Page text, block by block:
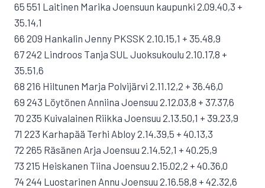
65 551 Laitinen Marika Joensuun kaupunki 2.09.40,3 +
35.14,1
66 209 Hankalin Jenny PKSSK 2.10.15,1 + 35.48,9
67 242 Lindroos Tanja SUL Juoksukoulu 2.10.17,8 +
35.51,6
68 216 Hiltunen Marja Polvijärvi 2.11.12,2 + 36.46,0
69 243 Löytönen Anniina Joensuu 2.12.03,8 + 37.37,6
70 235 Kuivalainen Riikka Joensuu 2.13.50,1 + 39.23,9
71 223 Karhapää Terhi Abloy 2.14.39,5 + 40.13,3
72 265 Räsänen Arja Joensuu 2.14.52,1 + 40.25,9
73 215 Heiskanen Tiina Joensuu 2.15.02,2 + 40.36,0
74 244 Luostarinen Annu Joensuu 2.16.58,8 + 42.32,6